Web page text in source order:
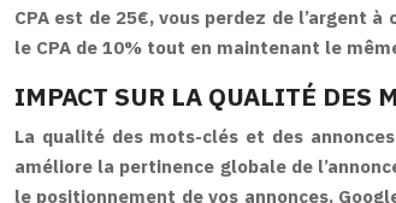
CPA est de 25€, vous perdez de l’argent
le CPA de 10% tout en maintenant le
IMPACT SUR LA QUALITÉ DES
La qualité des mots-clés et des
améliore la pertinence globale de
le positionnement de vos annonces.